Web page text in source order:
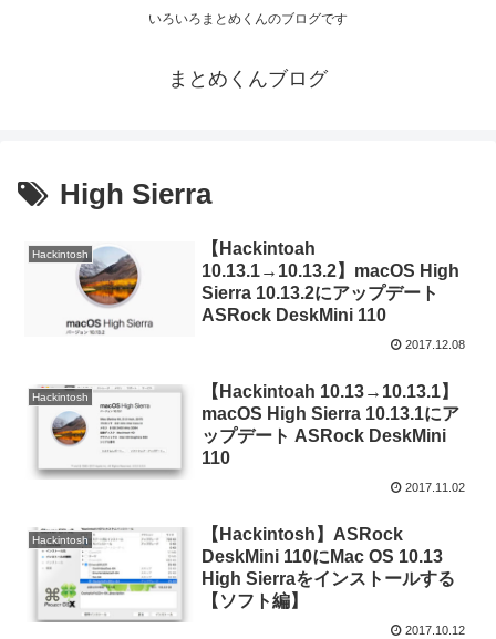
いろいろまとめくんのブログです
まとめくんブログ
High Sierra
Hackintosh
【Hackintoah
10.13.1→10.13.2】macOS High
Sierra 10.13.2にアップデート
ASRock DeskMini 110
2017.12.08
Hackintosh
【Hackintoah 10.13→10.13.1】
macOS High Sierra 10.13.1にア
ップデート ASRock DeskMini
110
2017.11.02
Hackintosh
【Hackintosh】ASRock
DeskMini 110にMac OS 10.13
High Sierraをインストールする
【ソフト編】
2017.10.12